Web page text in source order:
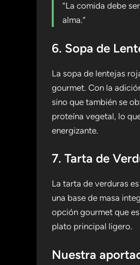
“La comida debe
alma.”
6. Sopa de
La sopa de lentejas
gourmet. Con la
sino que también se
proteína vegetal, lo
energizante.
7. Tarta de
La tarta de verduras
una base de masa
opción gourmet que
plato principal ligero.
Nuestra